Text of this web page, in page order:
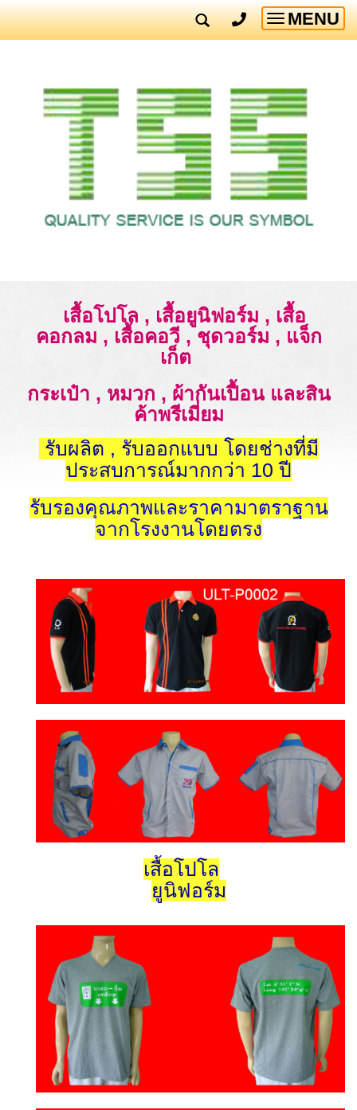
Toggle
MENU
เสื้อโปโล , เสื้อยูนิฟอร์ม , เสื้อ
คอกลม , เสื้อคอวี , ชุดวอร์ม , แจ็ก
เก็ต
กระเป๋า , หมวก , ผ้ากันเปื้อน และสิน
ค้าพรีเมี่ยม
รับผลิต , รับออกแบบ โดยช่างที่มี
ประสบการณ์มากกว่า 10 ปี
รับรองคุณภาพและราคามาตราฐาน
จากโรงงานโดยตรง
เสื้อโปโล
ยูนิฟอร์ม